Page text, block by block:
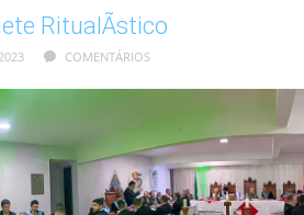
RitualÃ­stico
COMENTÁRIOS